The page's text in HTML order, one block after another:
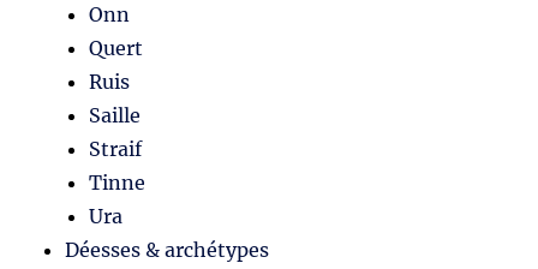
Onn
Quert
Ruis
Saille
Straif
Tinne
Ura
Déesses & archétypes